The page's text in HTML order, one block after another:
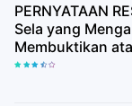
PERNYATAAN
Sela yang
Membuktikan
Meyakinkan